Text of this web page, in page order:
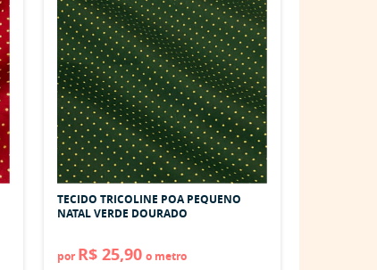
TECIDO TRICOLINE POA PEQUENO
NATAL VERDE DOURADO
por R$ 25,90 o metro